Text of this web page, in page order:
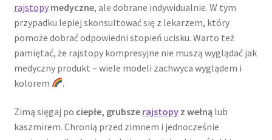
rajstopy medyczne, ale dobrane indywidualnie. W tym
przypadku lepiej skonsultować się z lekarzem, który
pomoże dobrać odpowiedni stopień ucisku. Warto też
pamiętać, że rajstopy kompresyjne nie muszą wyglądać jak
medyczny produkt – wiele modeli zachwyca wyglądem i
kolorem
.
Zimą sięgaj po ciepłe, grubsze rajstopyz wełnąlub
kaszmirem. Chronią przed zimnem i jednocześnie